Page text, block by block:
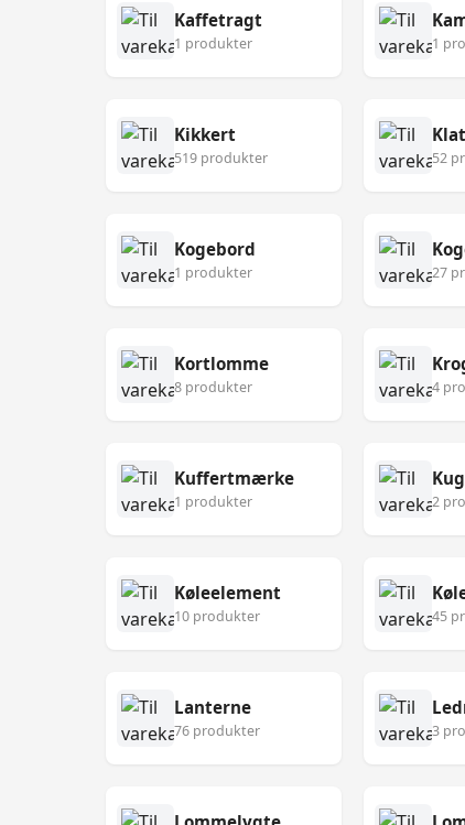
Kaffetragt
1 produkter 1
Kikkert
519 produkter 52
Kogebord
1 produkter 27
Kortlomme
8 produkter 4
Kuffertmærke
1 produkter 2
Køleelement
10 produkter 45
Lanterne
76 produkter 3